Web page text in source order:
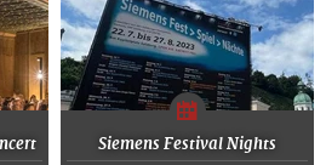
Siemens Festival Nights